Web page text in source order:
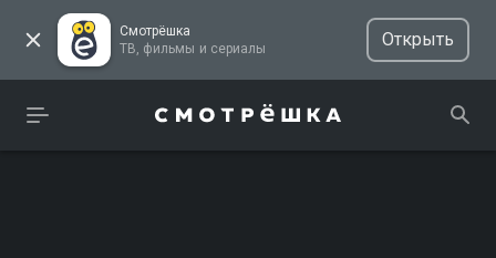
Смотрёшка
ТВ, фильмы и сериалы
Открыть